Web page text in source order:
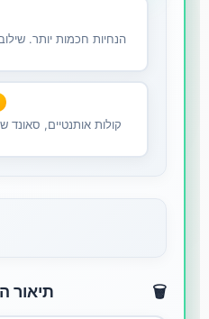
הנחיות חכמות יותר.
קולות אותנטיים, סאונד
תיאור 🗑️